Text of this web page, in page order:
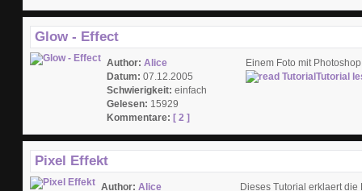
Glow - Effect
Author: Alice
Datum: 07.12.2005
Schwierigkeit: einfach
Gelesen: 15929
Kommentare: [ 2 ]
Einem Foto mit
Tutorial
Pixel Effekt
Author: Alice
Dieses Tutorial erklaert